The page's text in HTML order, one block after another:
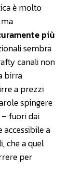
è molto
più
sembra
canali non
birra
a prezzi
spingere
fuori dai
accessibile a
che a quel
per